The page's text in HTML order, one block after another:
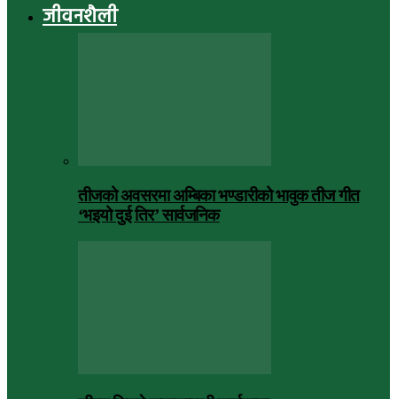
जीवनशैली
तीजको अवसरमा अम्बिका भण्डारीको भावुक तीज गीत
‘भइयो दुई तिर’ सार्वजनिक